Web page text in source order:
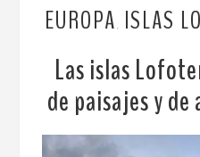
EUROPA ISLAS
Las islas
de paisajes y